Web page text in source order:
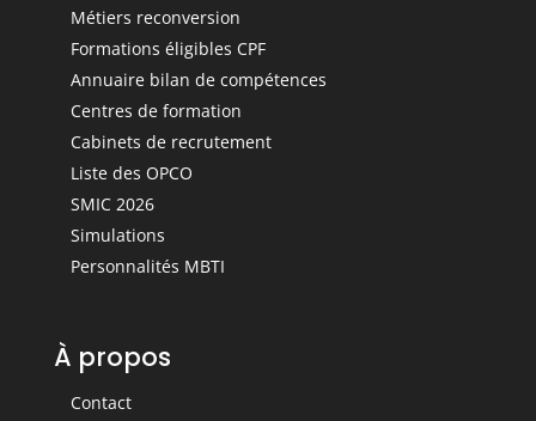
Métiers reconversion
Formations éligibles CPF
Annuaire bilan de compétences
Centres de formation
Cabinets de recrutement
Liste des OPCO
SMIC 2026
Simulations
Personnalités MBTI
À propos
Contact